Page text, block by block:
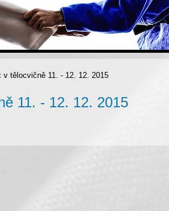
v tělocvičně 11. - 12. 12. 2015
11. - 12. 12. 2015